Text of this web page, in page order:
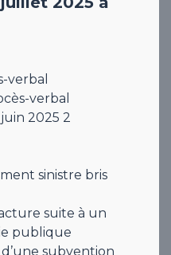
verbal
verbal
2025 ​​​2
sinistre bris
suite à un
publique
subvention